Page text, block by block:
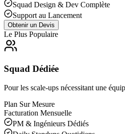
Squad Design & Dev Complète
Support au Lancement
Obtenir un Devis
Le Plus Populaire
Squad Dédiée
Pour les scale-ups nécessitant une
Plan Sur Mesure
Facturation Mensuelle
PM & Ingénieurs Dédiés